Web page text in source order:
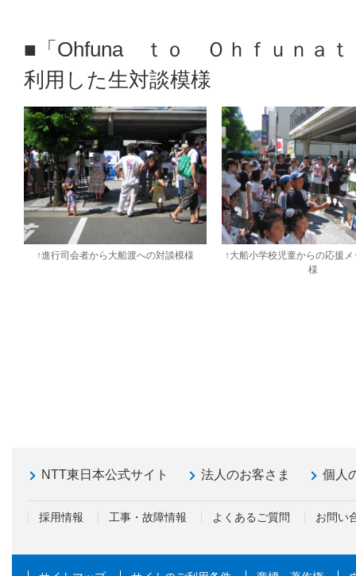
■「Ohfuna ｔｏ Ｏｈｆｕｎａｔ
利用した生対談模様
↑進行司会者から大船渡への対談模様
↑大船小学校児童からの応援
様
NTT東日本公式サイト 法人のお客さま 個人
採用情報 工事・故障情報 よくあるご質問 お問い